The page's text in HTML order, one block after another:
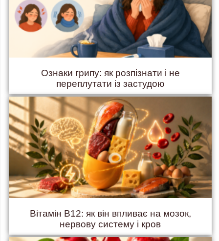
Ознаки грипу: як розпізнати і не
переплутати із застудою
Вітамін B12: як він впливає на мозок,
нервову систему і кров